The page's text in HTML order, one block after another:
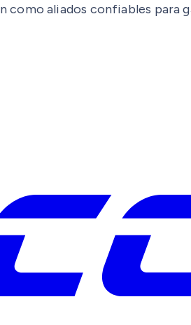
como aliados confiables